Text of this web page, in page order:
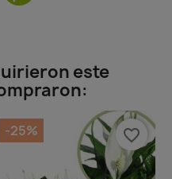
este
-25% favorite_border